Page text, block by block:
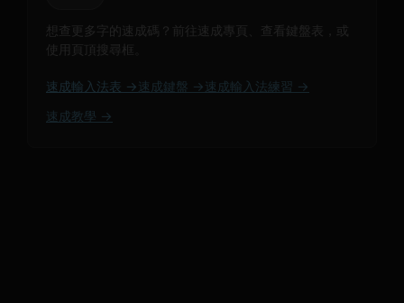
想查更多字的速成碼？前往速成專頁、查看鍵盤表，或
使用頁頂搜尋框。
速成輸入法表 → 速成鍵盤 → 速成輸入法練習 →
速成教學 →